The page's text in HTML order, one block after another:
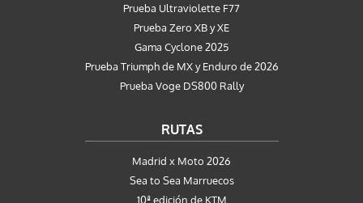
Prueba Ultraviolette F77
Prueba Zero XB y XE
Gama Cyclone 2025
Prueba Triumph de MX y Enduro de 2026
Prueba Voge DS800 Rally
RUTAS
Madrid x Moto 2026
Sea to Sea Marruecos
10ª edición de KTM